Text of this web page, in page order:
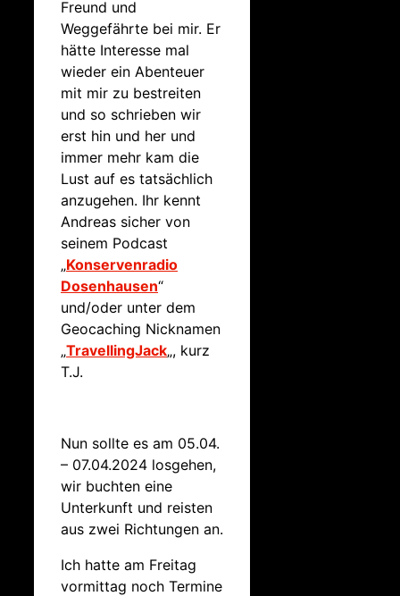
Freund und
Weggefährte bei mir. Er
hätte Interesse mal
wieder ein Abenteuer
mit mir zu bestreiten
und so schrieben wir
erst hin und her und
immer mehr kam die
Lust auf es tatsächlich
anzugehen. Ihr kennt
Andreas sicher von
seinem Podcast
„Konservenradio
Dosenhausen“
und/oder unter dem
Geocaching Nicknamen
„TravellingJack„, kurz
T.J.
Nun sollte es am 05.04.
– 07.04.2024 losgehen,
wir buchten eine
Unterkunft und reisten
aus zwei Richtungen an.
Ich hatte am Freitag
vormittag noch Termine